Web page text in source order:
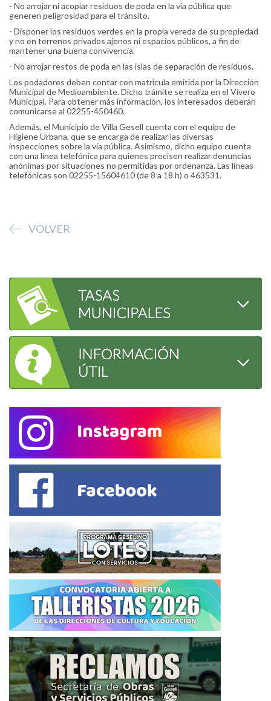
- No arrojar ni acopiar residuos de poda en la vía pública que
generen peligrosidad para el tránsito.
- Disponer los residuos verdes en la propia vereda de su propiedad
y no en terrenos privados ajenos ni espacios públicos, a fin de
mantener una buena convivencia.
- No arrojar restos de poda en las islas de separación de residuos.
Los podadores deben contar con matrícula emitida por la Dirección
Municipal de Medioambiente. Dicho trámite se realiza en el Vivero
Municipal. Para obtener más información, los interesados deberán
comunicarse al 02255-450460.
Además, el Municipio de Villa Gesell cuenta con el equipo de
Higiene Urbana, que se encarga de realizar las diversas
inspecciones sobre la vía pública. Asimismo, dicho equipo cuenta
con una línea telefónica para quienes precisen realizar denuncias
anónimas por situaciones no permitidas por ordenanza. Las líneas
telefónicas son 02255-15604610 (de 8 a 18 h) o 463531.
VOLVER